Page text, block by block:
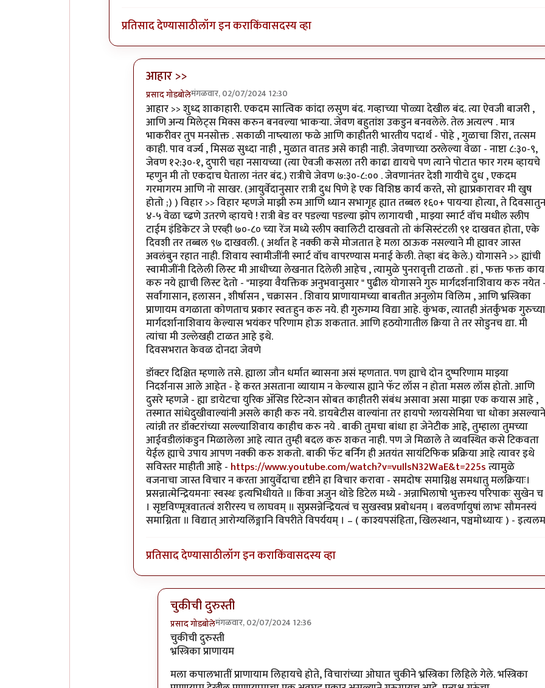
प्रतिसाद देण्यासाठीलॉग इन कराकिंवासदस्य व्हा
आहार >>
प्रसाद गोडबोलेमंगळवार, 02/07/2024 12:30
In reply to१० दिवसात ३.५ किलो वजन कमीbyकांदा लिंबू
आहार >> शुध्द शाकाहारी. एकदम सात्विक कांदा लसुण बंद. गव्हाच्या पोळ्या देखील बंद. त्या ऐवजी बाजरी ,
आणि अन्य मिलेट्स मिक्स करुन बनवल्या भाकर्‍या. जेवण बहुतांश उकडुन बनवलेले. तेल अत्यल्प . मात्र
भाकरीवर तुप मनसोक्त . सकाळी नाष्त्याला फळे आणि काहीतरी भारतीय पदार्थ - पोहे , गुळाचा शिरा, तत्सम
काही. पाव वर्ज्य , मिसळ सुध्दा नाही , मुळात वातड असे काही नाही. जेवणाच्या ठरलेल्या वेळा - नाष्टा ८:३०-९,
जेवण १२:३०-१, दुपारी चहा नसायच्या (त्या ऐवजी कसला तरी काढा द्यायचे पण त्याने पोटात फार गरम व्हायचे
म्हणुन मी तो एकदाच घेताला नंतर बंद.) रात्रीचे जेवण ७:३०-८:०० . जेवणानंतर देशी गायीचे दुध , एकदम
गरमागरम आणि नो साखर. (आयुर्वेदानुसार रात्री दुध पिणे हे एक विशिष्ठ कार्य करते, सो ह्याप्रकारावर मी खुष
होतो ;) ) विहार >> विहार म्हणजे माझी रुम आणि ध्यान सभागृह ह्यात तब्बल १६०+ पायर्‍या होत्या, ते दिवसातुन
४-५ वेळा च्ढणे उतरणे व्हायचे ! रात्री बेड वर पडल्या पडल्या झोप लागायची , माझ्या स्मार्ट वॉच मधील स्लीप
टाईम इंडिकेटर जे एरव्ही ७०-८० च्या रेंज मध्ये स्लीप क्वालिटी दाखवतो तो कंसिस्टंटली ९१ दाखवत होता, एके
दिवशी तर तब्बल ९७ दाखवली. ( अर्थात हे नक्की कसे मोजतात हे मला ठाऊक नसल्याने मी ह्यावर जास्त
अवलंबुन रहात नाही. शिवाय स्वामीजींनी स्मार्ट वॉच वापरण्यास मनाई केली. तेव्हा बंद केले.) योगासने >> ह्यांची
स्वामीजींनी दिलेली लिस्ट मी आधीच्या लेखनात दिलेली आहेच , त्यामुळे पुनरावृत्ती टाळतो . हां , फक्त फक्त काय
करु नये ह्याची लिस्ट देतो - "माझ्या वैयक्तिक अनुभवानुसार " पुढील योगासने गुरु मार्गदर्शनाशिवाय करु नयेत
सर्वांगासान, हलासन , शीर्षासन , चक्रासन . शिवाय प्राणायामच्या बाबतीत अनुलोम विलिम , आणि भ्रस्त्रिका
प्राणायम वगळाता कोणताच प्रकार स्वतःहुन करु नये. ही गुरुगम्य विद्या आहे. कुंभक, त्यातही अंतर्कुंभक गुरुच्या
मार्गदर्शानाशिवाय केल्यास भयंकर परिणाम होऊ शकतात. आणि हठयोगातील क्रिया ते तर सोडुनच द्या. मी
त्यांचा मी उल्लेखही टाळत आहे इथे.
दिवसभरात केवळ दोनदा जेवणे
डॉक्टर दिक्षित म्हणाले तसे. ह्याला जौन धर्मात ब्यासना असं म्हणतात. पण ह्याचे दोन दुष्परिणाम माझ्या
निदर्शनास आले आहेत - हे करत असताना व्यायाम न केल्यास ह्याने फॅट लॉस न होता मसल लॉस होतो. आणि
दुसरे म्हणजे - ह्या डायेटचा युरिक अ‍ॅसिड रिटेन्शन सोबत काहीतरी संबंध असावा असा माझा एक कयास आहे ,
तस्मात सांधेदुखीवाल्यांनी असले काही करु नये. डायबेटीस वाल्यांना तर हायपो ग्लायसेमिया चा धोका असल्याने
त्यांन्नी तर डॉक्टरांच्या सल्ल्याशिवाय काहीच करु नये . बाकी तुमचा बांधा हा जेनेटीक आहे, तुम्हाला तुमच्या
आईवडीलांकडुन मिळालेला आहे त्यात तुम्ही बदल करु शकत नाही. पण जे मिळाले ते व्यवस्थित कसे टिकवता
येईल ह्याचे उपाय आपण नक्की करु शकतो. बाकी फॅट बर्निंग ही अतयंत सायंटिफिक प्रक्रिया आहे त्यावर इथे
सविस्तर माहीती आहे - https://www.youtube.com/watch?v=vuIlsN32WaE&t=225sत्यामुळे
वजनाचा जास्त विचार न करता आयुर्वेदाचा दृष्टीने हा विचार करावा - समदोषः समाग्निश्च समधातु मलक्रियाः।
प्रसन्नात्मेन्द्रियमनाः स्वस्थः इत्यभिधीयते ॥ किंवा अजुन थोडे डिटेल मध्ये - अन्नाभिलाषो भुक्तस्य परिपाकः सुखेन च
। सृष्टविण्मूत्रवातत्वं शरीरस्य च लाघवम् ॥ सुप्रसन्नेन्द्रियत्वं च सुखस्वप्न प्रबोधनम् । बलवर्णायुषां लाभः सौमनस्यं
समाग्निता ॥ विद्यात् आरोग्यलिंङ्गानि विपरीते विपर्ययम् । – ( काश्यपसंहिता, खिलस्थान, पञ्चमोध्यायः ) - इत्यलम
प्रतिसाद देण्यासाठीलॉग इन कराकिंवासदस्य व्हा
चुकीची दुरुस्ती
प्रसाद गोडबोलेमंगळवार, 02/07/2024 12:36
In reply toआहार >>
चुकीची दुरुस्ती
भ्रस्त्रिका प्राणायम
मला कपालभातीं प्राणायाम लिहायचे होते, विचारांच्या ओघात चुकीने भ्रस्त्रिका लिहिले गेले. भस्त्रिका